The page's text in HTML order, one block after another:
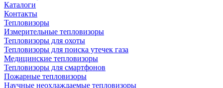
Каталоги
Контакты
Тепловизоры
Измерительные тепловизоры
Тепловизоры для охоты
Тепловизоры для поиска утечек газа
Медицинские тепловизоры
Тепловизоры для смартфонов
Пожарные тепловизоры
Научные неохлаждаемые тепловизоры